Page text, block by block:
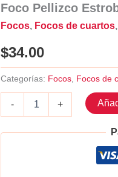
Foco Pellizco
Focos, Focos de cuartos,
$34.00
Categorías: Focos Focos de
-
Color:
+